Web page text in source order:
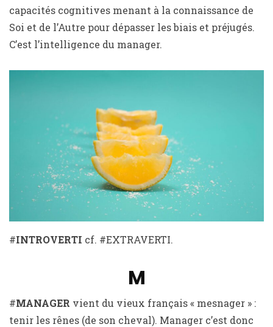
capacités cognitives menant à la connaissance de
Soi et de l’Autre pour dépasser les biais et préjugés.
C’est l’intelligence du manager.
#INTROVERTI cf. #EXTRAVERTI.
M
#MANAGER vient du vieux français « mesnager » :
tenir les rênes (de son cheval). Manager c’est donc